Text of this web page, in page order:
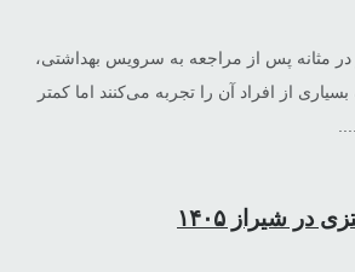
در مثانه پس از مراجعه به سرویس بهداشتی،
از افراد آن را تجربه می‌کنند اما کمتر
در شیراز ۱۴۰۵